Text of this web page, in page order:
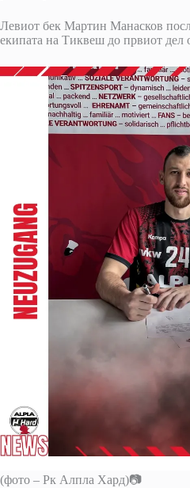
Левиот бек Мартин Манасков
екипата на Тиквеш до првиот дел
(фото – Рк Алпла Хард)📷